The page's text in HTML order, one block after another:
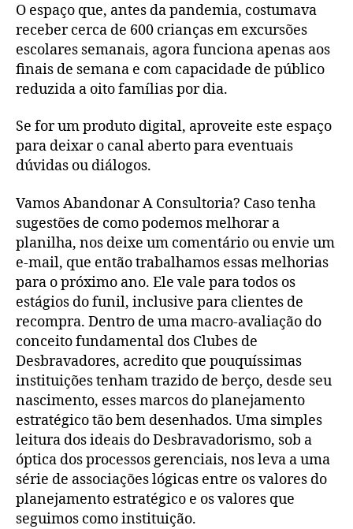
O espaço que, antes da pandemia, costumava
receber cerca de 600 crianças em excursões
escolares semanais, agora funciona apenas aos
finais de semana e com capacidade de público
reduzida a oito famílias por dia.
Se for um produto digital, aproveite este espaço
para deixar o canal aberto para eventuais
dúvidas ou diálogos.
Vamos Abandonar A Consultoria? Caso tenha
sugestões de como podemos melhorar a
planilha, nos deixe um comentário ou envie um
e-mail, que então trabalhamos essas melhorias
para o próximo ano. Ele vale para todos os
estágios do funil, inclusive para clientes de
recompra. Dentro de uma macro-avaliação do
conceito fundamental dos Clubes de
Desbravadores, acredito que pouquíssimas
instituições tenham trazido de berço, desde seu
nascimento, esses marcos do planejamento
estratégico tão bem desenhados. Uma simples
leitura dos ideais do Desbravadorismo, sob a
óptica dos processos gerenciais, nos leva a uma
série de associações lógicas entre os valores do
planejamento estratégico e os valores que
seguimos como instituição.